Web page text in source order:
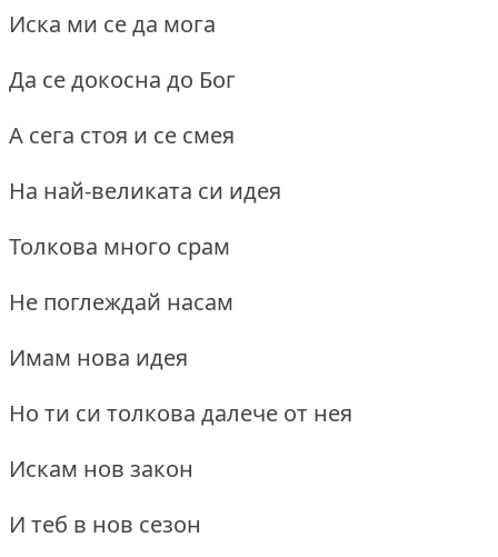
Иска ми се да мога
Да се докосна до Бог
А сега стоя и се смея
На най-великата си идея
Толкова много срам
Не поглеждай насам
Имам нова идея
Но ти си толкова далече от нея
Искам нов закон
И теб в нов сезон